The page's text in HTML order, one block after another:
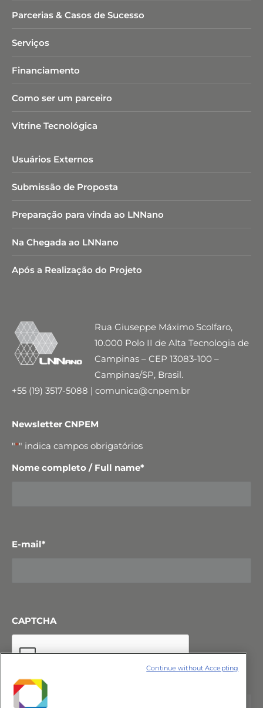
Parcerias & Casos de Sucesso
Serviços
Financiamento
Como ser um parceiro
Vitrine Tecnológica
Usuários Externos
Submissão de Proposta
Preparação para vinda ao LNNano
Na Chegada ao LNNano
Após a Realização do Projeto
Rua Giuseppe Máximo Scolfaro,
10.000 Polo II de Alta Tecnologia de
Campinas – CEP 13083-100 –
Campinas/SP, Brasil.
+55 (19) 3517-5088 | comunica@cnpem.br
Newsletter CNPEM
"*" indica campos obrigatórios
Nome completo / Full name*
E-mail*
CAPTCHA
Continue without Accepting